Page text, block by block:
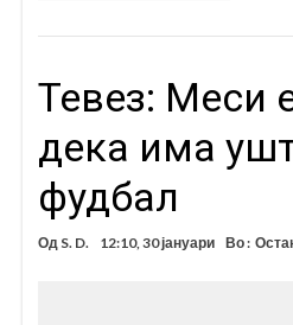
Тевез: Меси
дека има
фудбал
Од S. D. 12:10, 30 јануари Во :